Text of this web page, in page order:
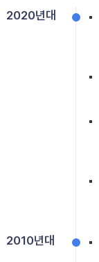
2020년대
2010년대